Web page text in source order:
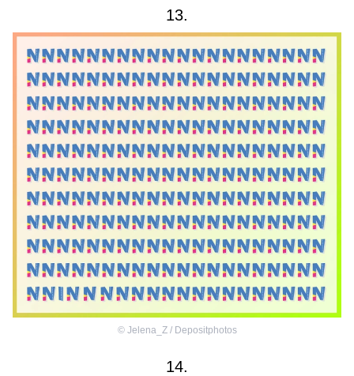
13.
© Jelena_Z / Depositphotos
14.